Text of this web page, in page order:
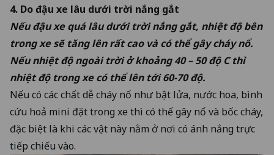
4. Do đậu xe lâu dưới trời nắng gắt
Nếu đậu xe quá lâu dưới trời nắng gắt, nhiệt độ bên
trong xe sẽ tăng lên rất cao và có thể gây cháy nổ.
Nếu nhiệt độ ngoài trời ở khoảng 40 – 50 độ C thì
nhiệt độ trong xe có thể lên tới 60-70 độ.
Nếu có các chất dễ cháy nổ như bật lửa, nước hoa, bình
cứu hoả mini đặt trong xe thì có thể gây nổ và bốc cháy,
đặc biệt là khi các vật này nằm ở nơi có ánh nắng trực
tiếp chiếu vào.